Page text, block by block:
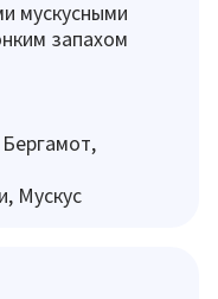
мускусными
запахом
Мускус